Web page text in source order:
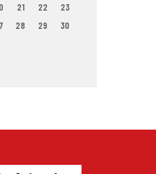
21 22
23
28 29
30